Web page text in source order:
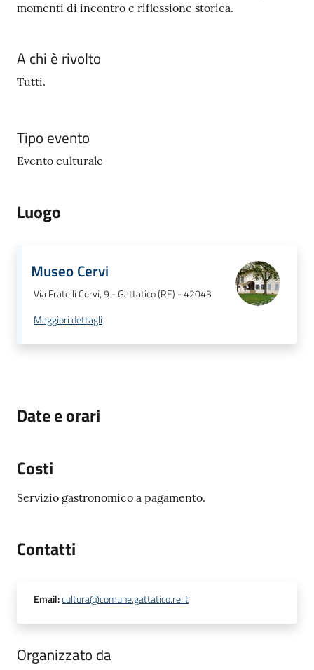
argomenti...
su
momenti di incontro e riflessione storica.
A chi è rivolto
Tutti.
Tipo evento
Evento culturale
Luogo
Museo Cervi
Via Fratelli Cervi, 9 - Gattatico (RE) - 42043
Maggiori dettagli
Date e orari
Costi
Servizio gastronomico a pagamento.
Contatti
Email:cultura@comune.gattatico.re.it
Organizzato da